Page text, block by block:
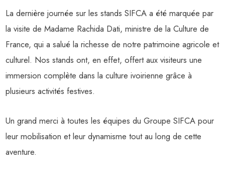
La dernière journée sur les stands SIFCA a été marquée par
la visite de Madame Rachida Dati, ministre de la Culture de
France, qui a salué la richesse de notre patrimoine agricole et
culturel. Nos stands ont, en effet, offert aux visiteurs une
immersion complète dans la culture ivoirienne grâce à
plusieurs activités festives.
Un grand merci à toutes les équipes du Groupe SIFCA pour
leur mobilisation et leur dynamisme tout au long de cette
aventure.